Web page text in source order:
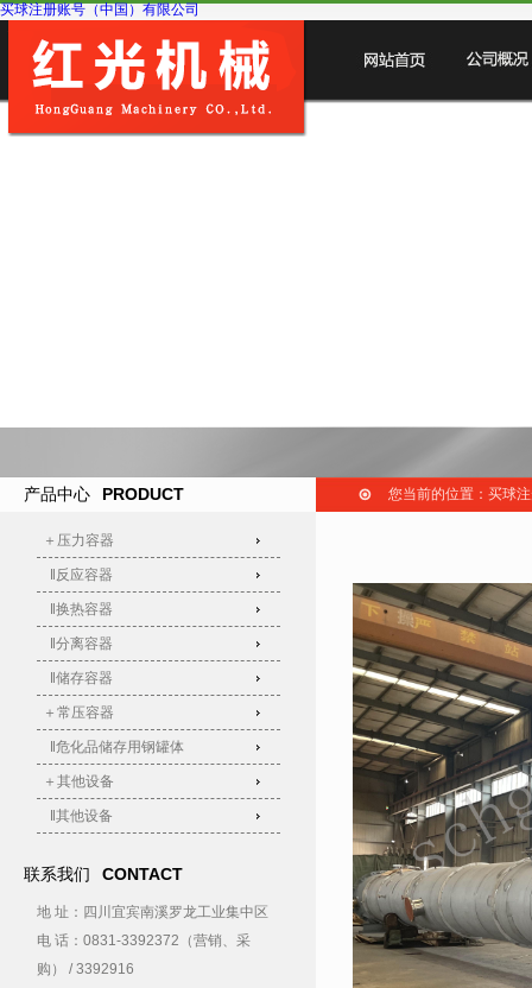
买球注册账号（中国）有限公司
产品中心 PRODUCT
＋压力容器
‖反应容器
‖换热容器
‖分离容器
‖储存容器
＋常压容器
‖危化品储存用钢罐体
＋其他设备
‖其他设备
联系我们 CONTACT
地 址：四川宜宾南溪罗龙工业集中区
电 话：0831-3392372（营销、采
购） / 3392916
您当前的位置：买球